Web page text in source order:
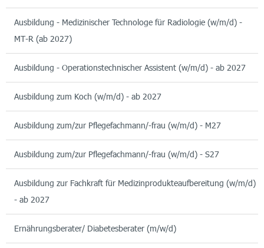
Ausbildung - Medizinischer Technologe für Radiologie (w/m/d) -
MT-R (ab 2027)
Ausbildung - Operationstechnischer Assistent (w/m/d) - ab 2027
Ausbildung zum Koch (w/m/d) - ab 2027
Ausbildung zum/zur Pflegefachmann/-frau (w/m/d) - M27
Ausbildung zum/zur Pflegefachmann/-frau (w/m/d) - S27
Ausbildung zur Fachkraft für Medizinprodukteaufbereitung (w/m/d)
- ab 2027
Ernährungsberater/ Diabetesberater (m/w/d)